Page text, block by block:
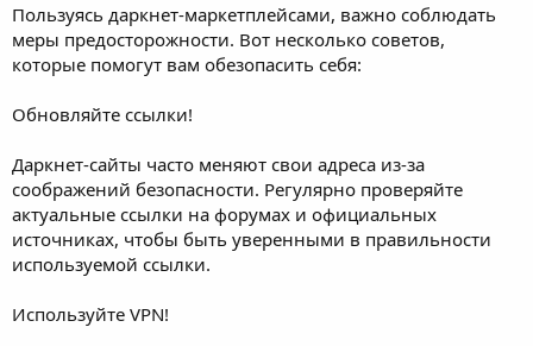
Пользуясь даркнет-маркетплейсами, важно соблюдать
меры предосторожности. Вот несколько советов,
которые помогут вам обезопасить себя:
Обновляйте ссылки!
Даркнет-сайты часто меняют свои адреса из-за
соображений безопасности. Регулярно проверяйте
актуальные ссылки на форумах и официальных
источниках, чтобы быть уверенными в правильности
используемой ссылки.
Используйте VPN!